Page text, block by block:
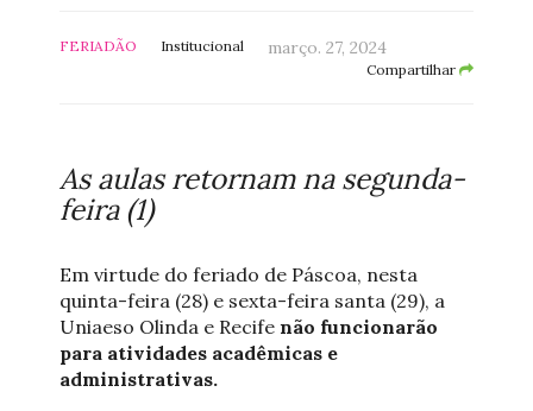
FERIADÃO Institucional março. 27, 2024
Compartilhar
As aulas retornam na segunda-
feira (1)
Em virtude do feriado de Páscoa, nesta
quinta-feira (28) e sexta-feira santa (29), a
Uniaeso Olinda e Recife não funcionarão
para atividades acadêmicas e
administrativas.